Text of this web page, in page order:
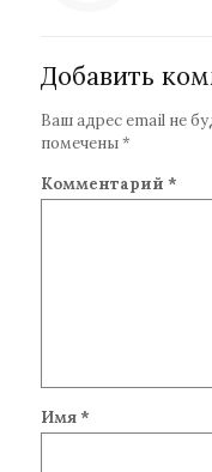
Добавить
Ваш адрес email не
помечены*
Комментарий *
Имя *